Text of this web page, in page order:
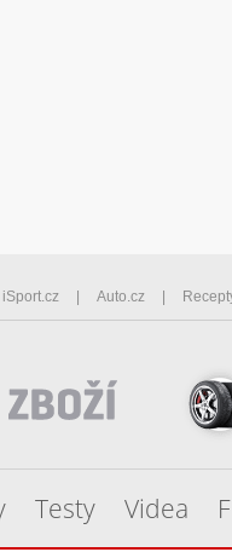
iSport.cz Auto.cz
Testy Videa